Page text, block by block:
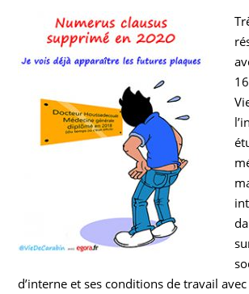
d’interne et ses conditions de travail